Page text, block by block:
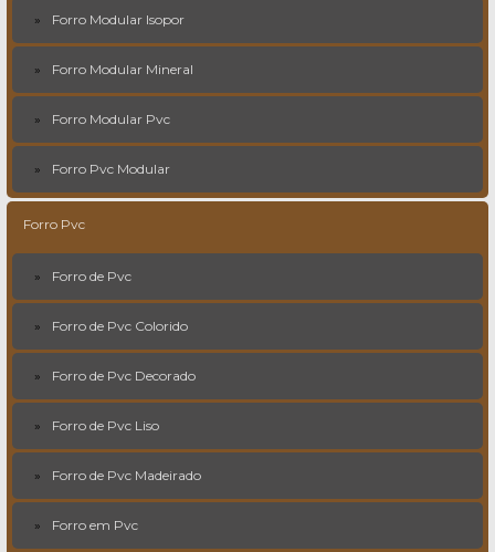
Forro Modular Isopor
Forro Modular Mineral
Forro Modular Pvc
Forro Pvc Modular
Forro Pvc
Forro de Pvc
Forro de Pvc Colorido
Forro de Pvc Decorado
Forro de Pvc Liso
Forro de Pvc Madeirado
Forro em Pvc